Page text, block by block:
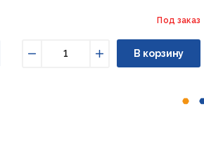
Под заказ
Увеличить
В корзину